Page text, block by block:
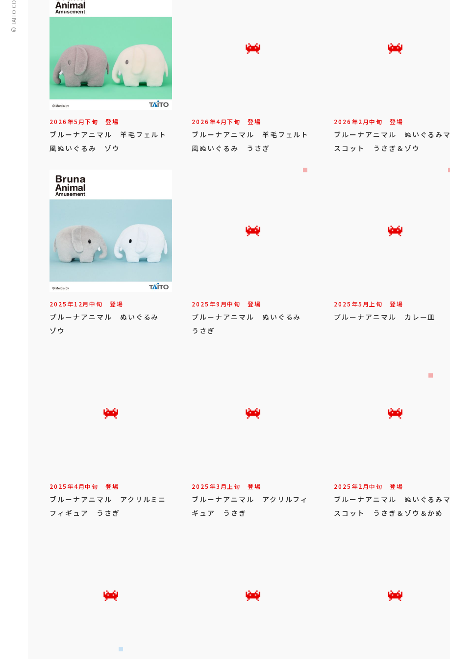
2026年5月下旬 登場
ブルーナアニマル 羊毛フェルト
風ぬいぐるみ ゾウ
2026年4月下旬 登場
ブルーナアニマル 羊毛フェルト
風ぬいぐるみ うさぎ
2026年2月中旬 登場
ブルーナアニマル ぬいぐるみマ
スコット うさぎ＆ゾウ
2025年12月中旬 登場
ブルーナアニマル ぬいぐるみ
ゾウ
2025年9月中旬 登場
ブルーナアニマル ぬいぐるみ
うさぎ
2025年5月上旬 登場
ブルーナアニマル カレー皿
2025年4月中旬 登場
ブルーナアニマル アクリルミニ
フィギュア うさぎ
2025年3月上旬 登場
ブルーナアニマル アクリルフィ
ギュア うさぎ
2025年2月中旬 登場
ブルーナアニマル ぬいぐるみマ
スコット うさぎ＆ゾウ＆かめ